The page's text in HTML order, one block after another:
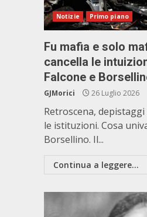
Notizie Primo piano
Fu mafia e solo
cancella le
Falcone e
GJMorici 26 Luglio 2026
Retroscena,
le istituzioni. Cosa
Borsellino. Il...
Continua a leggere...